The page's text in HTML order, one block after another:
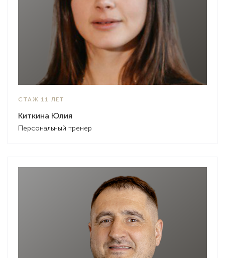
СТАЖ 11 ЛЕТ
Киткина Юлия
Персональный тренер